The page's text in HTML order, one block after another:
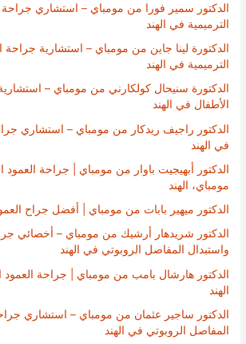
الدكتور سمير فورا من مومباي – استشاري جراحة
الترميمية في الهند
الدكتورة لينا جاين من مومباي – استشارية جراحة
الترميمية في الهند
الدكتورة سنيحال كولكارني من مومباي –
الأطفال في الهند
الدكتور راجيف ريدكار من مومباي – استشاري
في الهند
الدكتور أبهيجيت باوار من مومباي | جراحة
مومباي، الهند
الدكتور ميهير بابات من مومباي | أفضل جراح
الدكتور شريدهار أرشيك من مومباي – أخصائي
واستبدال المفاصل الروبوتي في الهند
الدكتور هارشال بامب من مومباي | جراحة
الهند
الدكتور ساجير عثمان من مومباي – استشاري
المفاصل الروبوتي في الهند